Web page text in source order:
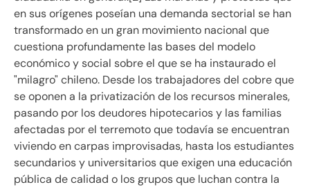
en sus orígenes poseían una demanda sectorial se han
transformado en un gran movimiento nacional que
cuestiona profundamente las bases del modelo
económico y social sobre el que se ha instaurado el
"milagro" chileno. Desde los trabajadores del cobre que
se oponen a la privatización de los recursos minerales,
pasando por los deudores hipotecarios y las familias
afectadas por el terremoto que todavía se encuentran
viviendo en carpas improvisadas, hasta los estudiantes
secundarios y universitarios que exigen una educación
pública de calidad o los grupos que luchan contra la